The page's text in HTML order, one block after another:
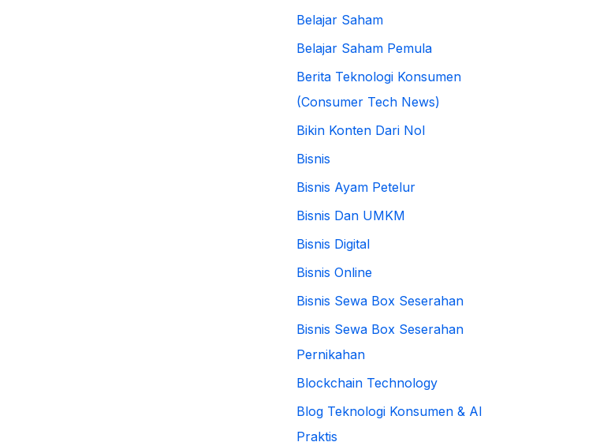
Belajar Saham
Belajar Saham Pemula
Berita Teknologi Konsumen
(Consumer Tech News)
Bikin Konten Dari Nol
Bisnis
Bisnis Ayam Petelur
Bisnis Dan UMKM
Bisnis Digital
Bisnis Online
Bisnis Sewa Box Seserahan
Bisnis Sewa Box Seserahan
Pernikahan
Blockchain Technology
Blog Teknologi Konsumen & AI
Praktis